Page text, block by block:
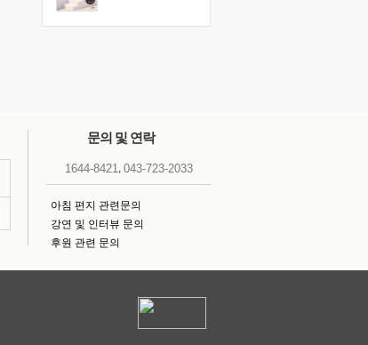
문의 및 연락
1644-8421, 043-723-2033
아침 편지 관련문의
강연 및 인터뷰 문의
후원 관련 문의